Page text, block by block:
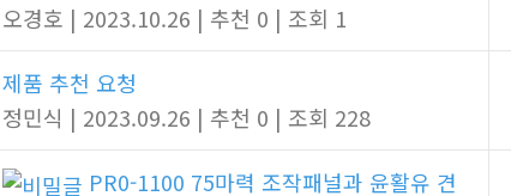
오경호 | 2023.10.26 | 추천 0 | 조회 1
제품 추천 요청
정민식 | 2023.09.26 | 추천 0 | 조회 228
PR0-1100 75마력 조작패널과 윤활유 견